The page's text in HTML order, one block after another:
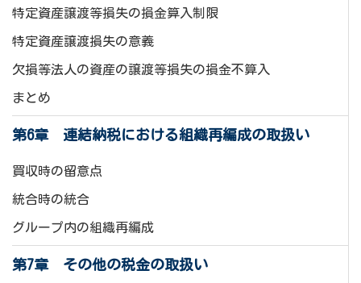
特定資産譲渡等損失の損金算入制限
特定資産譲渡損失の意義
欠損等法人の資産の譲渡等損失の損金不算入
まとめ
第6章 連結納税における組織再編成の取扱い
買収時の留意点
統合時の統合
グループ内の組織再編成
第7章 その他の税金の取扱い